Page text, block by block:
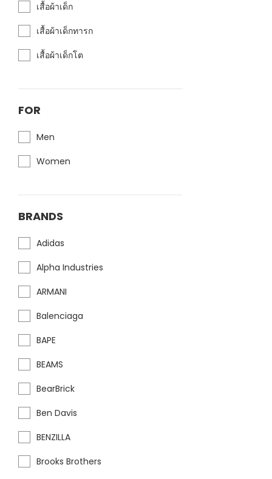
เสื้อผ้าเด็ก
เสื้อผ้าเด็กทารก
เสื้อผ้าเด็กโต
FOR
Men
Women
BRANDS
Adidas
Alpha Industries
ARMANI
Balenciaga
BAPE
BEAMS
BearBrick
Ben Davis
BENZILLA
Brooks Brothers